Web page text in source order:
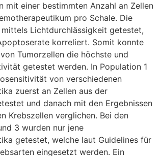
mit einer bestimmten Anzahl an Zellen
pro Schale. Die
Lichtdurchlässigkeit getestet,
korreliert. Somit konnte
Tumorzellen die höchste und
getestet werden. In Population 1
von verschiedenen
zuerst an Zellen aus der
und danach mit den Ergebnissen
Krebszellen verglichen. Bei den
3 wurden nur jene
getestet, welche laut Guidelines für
eingesetzt werden. Ein